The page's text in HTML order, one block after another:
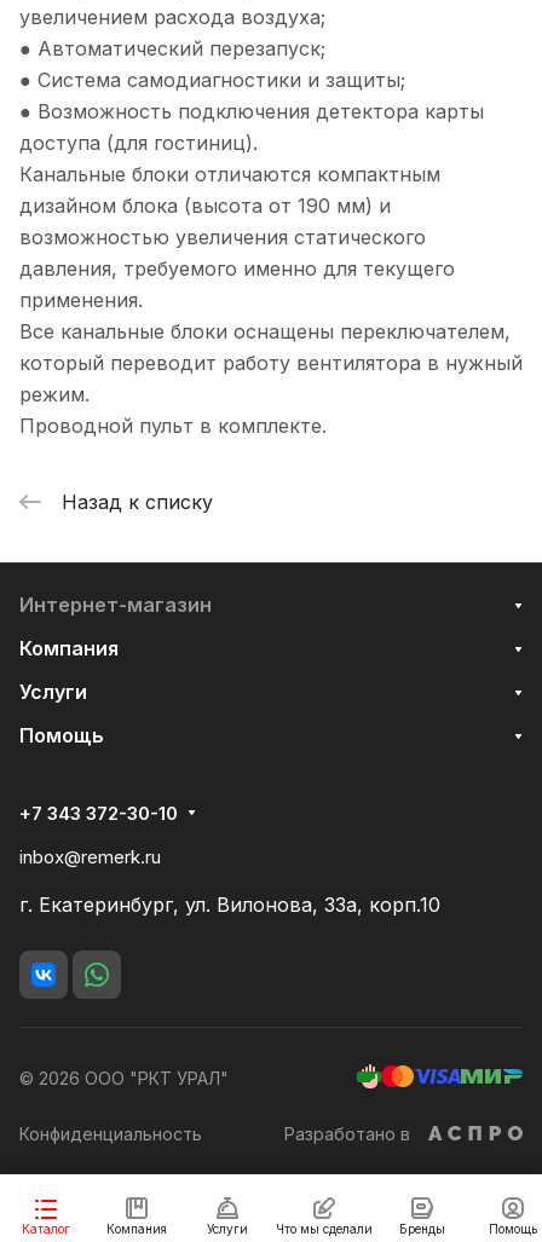
Заказать
увеличением расхода воздуха;
● Автоматический перезапуск;
● Система самодиагностики и защиты;
● Возможность подключения детектора карты
доступа (для гостиниц).
Канальные блоки отличаются компактным
дизайном блока (высота от 190 мм) и
возможностью увеличения статического
давления, требуемого именно для текущего
применения.
Все канальные блоки оснащены переключателем,
который переводит работу вентилятора в нужный
режим.
Проводной пульт в комплекте.
Назад к списку
Каталог Компания Услуги Что мы сделали Бренды Помощь
Интернет-магазин
Компания
Услуги
Помощь
+7 343 372-30-10
inbox@remerk.ru
г. Екатеринбург, ул. Вилонова, 33а, корп.10
© 2026 ООО "РКТ УРАЛ"
Конфиденциальность Разработано в